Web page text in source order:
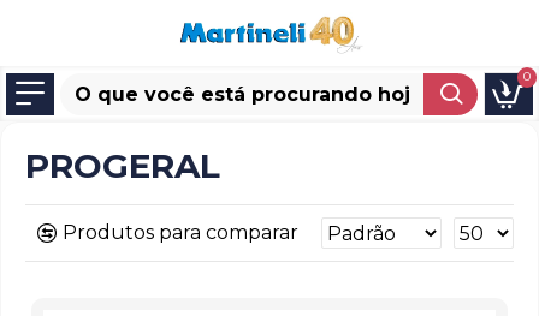
0
PROGERAL
Produtos para comparar